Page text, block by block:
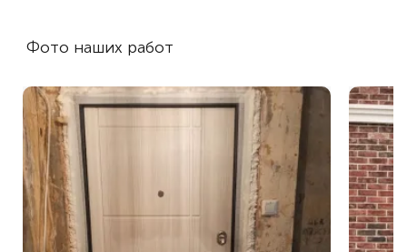
Фото наших работ